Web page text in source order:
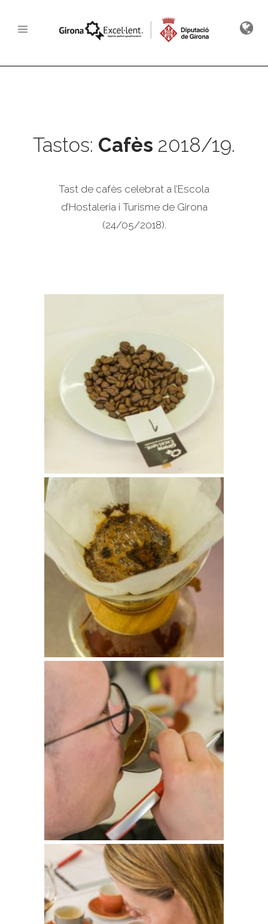
Tastos: Cafès 2018/19.
Tast de cafès celebrat a l’Escola
d’Hostaleria i Turisme de Girona
(24/05/2018).